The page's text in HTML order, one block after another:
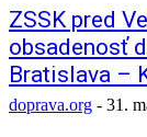
ZSSK pred
obsadenosť
Bratislava –
doprava.org - 31.